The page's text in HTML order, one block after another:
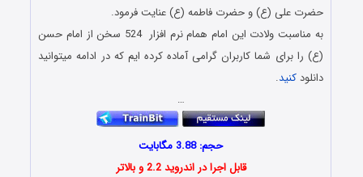
حضرت على (ع) و حضرت فاطمه (ع) عنایت فرمود.
به مناسبت ولادت این امام همام نرم افزار 524 سخن از امام حسن
(ع) را برای شما کاربران گرامی آماده کرده ایم که در ادامه میتوانید
دانلودکنید.
…
حجم: 3.88 مگابایت
قابل اجرا در اندروید 2.2 و بالاتر